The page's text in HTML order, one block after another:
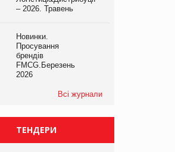
– 2026. Травень
Новинки.
Просування
брендів
FMCG.Березень
2026
Всі журнали
ТЕНДЕРИ